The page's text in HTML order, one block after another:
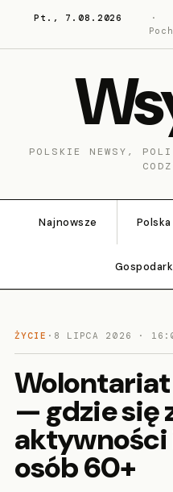
Pt., 7.08.2026 ·
POLSKIE NEWSY,
Najnowsze Polska
ŻYCIE · 8 LIPCA 2026 ·
— gdzie się
aktywności
osób 60+